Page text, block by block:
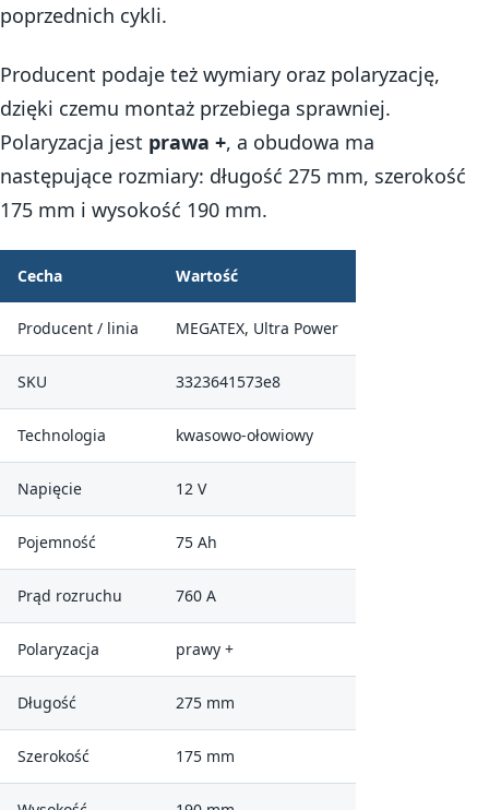
poprzednich cykli.
Producent podaje też wymiary oraz polaryzację,
dzięki czemu montaż przebiega sprawniej.
Polaryzacja jest prawa +, a obudowa ma
następujące rozmiary: długość 275 mm, szerokość
175 mm i wysokość 190 mm.
Cecha Wartość
Producent / linia MEGATEX, Ultra Power
SKU 3323641573e8
Technologia kwasowo-ołowiowy
Napięcie 12 V
Pojemność 75 Ah
Prąd rozruchu 760 A
Polaryzacja prawy +
Długość 275 mm
Szerokość 175 mm